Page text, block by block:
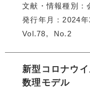
文献・情報種別
発行年月
2024年
Vol.78
No.2
新型コロナウ
数理モデル